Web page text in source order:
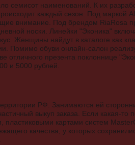
семисот наименований. К их
каждый сезон. Под маркой
внимание. Под брендом RiaRosa
носки. Линейки "Эконика"
Женщины найдут в каталоге как
Помимо обуви онлайн-салон
презента поклоннице
и 5000 рублей.
РФ. Занимаются ей
выкуп заказа. Если какая-то
картами систем
качества, у которых